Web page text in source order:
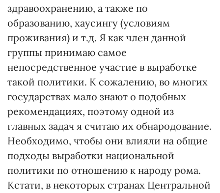
здравоохранению, а также по
образованию, хаусингу (условиям
проживания) и т.д. Я как член данной
группы принимаю самое
непосредственное участие в выработке
такой политики. К сожалению, во многих
государствах мало знают о подобных
рекомендациях, поэтому одной из
главных задач я считаю их обнародование.
Необходимо, чтобы они влияли на общие
подходы выработки национальной
политики по отношению к народу рома.
Кстати, в некоторых странах Центральной